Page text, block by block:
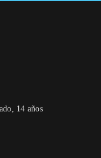
14 años